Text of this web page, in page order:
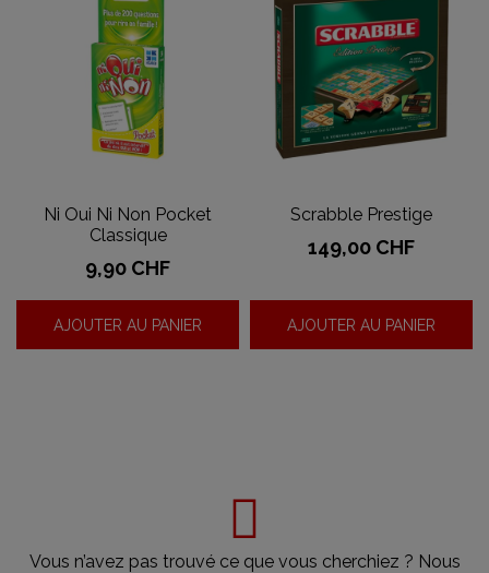
Ni Oui Ni Non Pocket
Classique
Prix
9,90 CHF
AJOUTER AU PANIER
Scrabble Prestige
Prix
149,00 CHF
AJOUTER AU PANIER
Vous n’avez pas trouvé ce que vous cherchiez ? Nous